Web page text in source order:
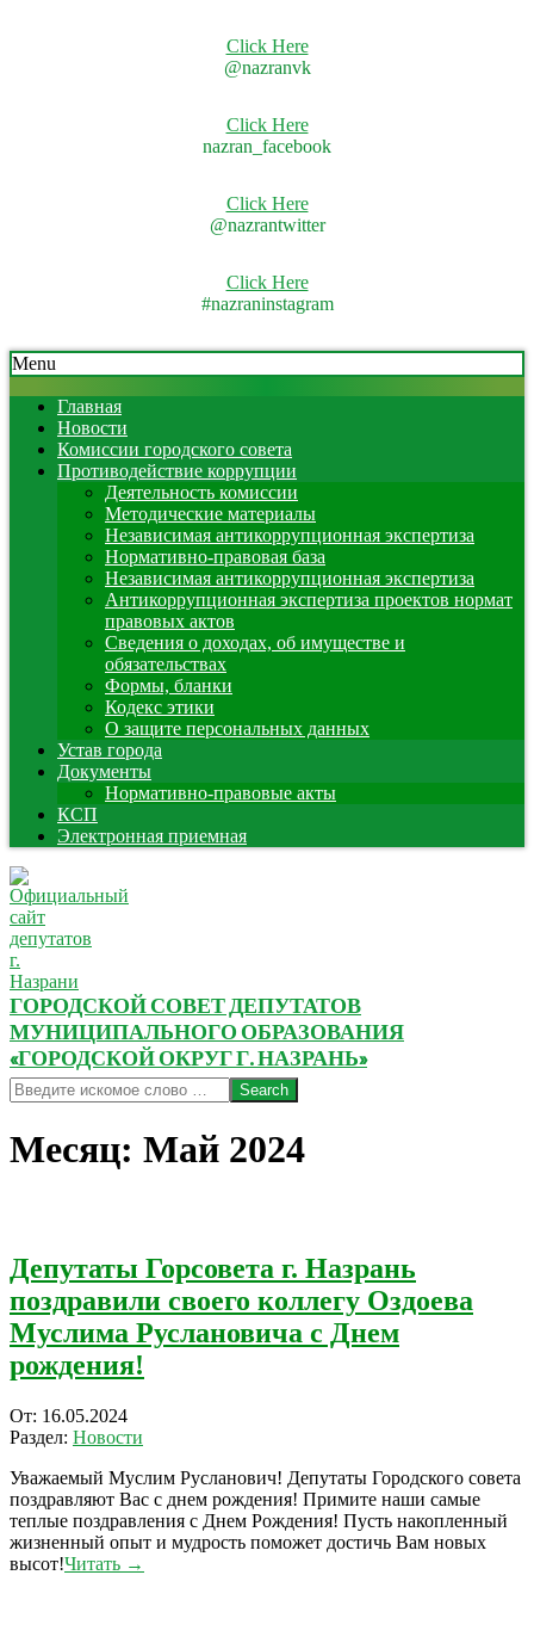
Click Here
@nazranvk
Click Here
nazran_facebook
Click Here
@nazrantwitter
Click Here
#nazraninstagram
Skip
to
content
Secondary
Navigation
Menu
Menu
Главная
Новости
Комиссии городского совета
Противодействие коррупции
Деятельность комиссии
Методические материалы
Независимая антикоррупционная экспертиза
Нормативно-правовая база
Независимая антикоррупционная экспертиза
Антикоррупционная экспертиза проектов нормат
правовых актов
Сведения о доходах, об имуществе и
обязательствах
Формы, бланки
Кодекс этики
О защите персональных данных
Устав города
Документы
Нормативно-правовые акты
КСП
Электронная приемная
ГОРОДСКОЙ СОВЕТ ДЕПУТАТОВ
МУНИЦИПАЛЬНОГО ОБРАЗОВАНИЯ
«ГОРОДСКОЙ ОКРУГ Г. НАЗРАНЬ»
Search
Месяц: Май 2024
Депутаты Горсовета г. Назрань
поздравили своего коллегу Оздоева
Муслима Руслановича с Днем
рождения!
2024-
05-
От: 16.05.2024
Раздел: Новости
Уважаемый Муслим Русланович! Депутаты Городского совета
поздравляют Вас с днем рождения! Примите наши самые
теплые поздравления с Днем Рождения! Пусть накопленный
жизненный опыт и мудрость поможет достичь Вам новых
высот!Читать →